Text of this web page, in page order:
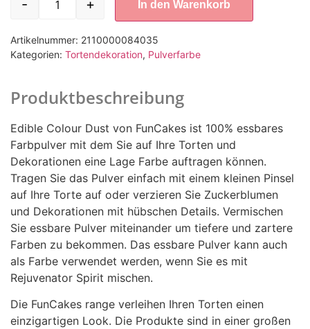
- + In den Warenkorb
Artikelnummer: 2110000084035
Kategorien: Tortendekoration, Pulverfarbe
Produktbeschreibung
Edible Colour Dust von FunCakes ist 100% essbares
Farbpulver mit dem Sie auf Ihre Torten und
Dekorationen eine Lage Farbe auftragen können.
Tragen Sie das Pulver einfach mit einem kleinen Pinsel
auf Ihre Torte auf oder verzieren Sie Zuckerblumen
und Dekorationen mit hübschen Details. Vermischen
Sie essbare Pulver miteinander um tiefere und zartere
Farben zu bekommen. Das essbare Pulver kann auch
als Farbe verwendet werden, wenn Sie es mit
Rejuvenator Spirit mischen.
Die FunCakes range verleihen Ihren Torten einen
einzigartigen Look. Die Produkte sind in einer großen